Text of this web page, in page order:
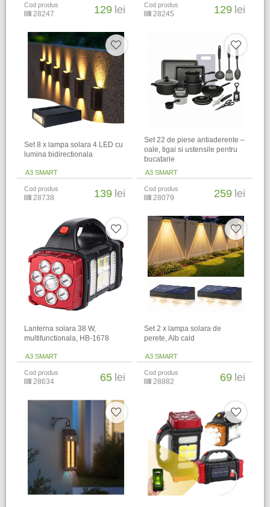
Cod produs
28247 129 lei Cod produs
28245 129 lei
Set 8 x lampa solara 4 LED cu
lumina bidirectionala
A3 SMART
Cod produs
28738 139 lei
Set 22 de piese antiaderente –
oale, tigai si ustensile pentru
bucatarie
A3 SMART
Cod produs
28079 259 lei
Lanterna solara 38 W,
multifunctionala, HB-1678
A3 SMART
Cod produs
28634 65 lei
Set 2 x lampa solara de
perete, Alb cald
A3 SMART
Cod produs
28882 69 lei